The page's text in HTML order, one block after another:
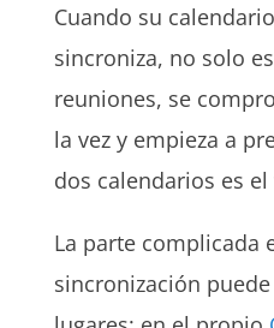
Cuando su
sincroniza, no solo
reuniones, se
la vez y empieza a
dos calendarios es
La parte complicada
sincronización